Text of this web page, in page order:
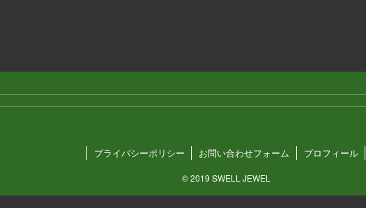
プライバシーポリシー お問い合わせフォーム プロフィール
©2019 SWELL JEWEL